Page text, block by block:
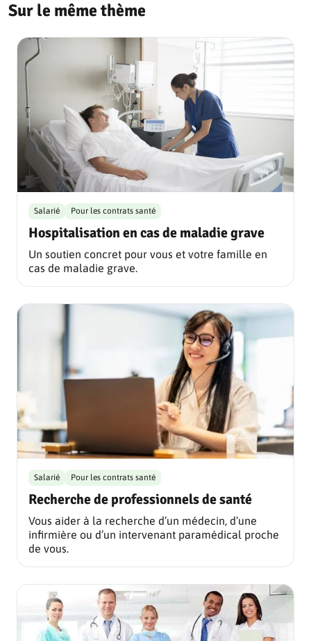
Sur le même thème
Hospitalisation en cas de maladie grave
Salarié Pour les contrats santé
Un soutien concret pour vous et votre famille en
cas de maladie grave.
Recherche de professionnels de santé
Salarié Pour les contrats santé
Vous aider à la recherche d’un médecin, d’une
infirmière ou d’un intervenant paramédical proche
de vous.